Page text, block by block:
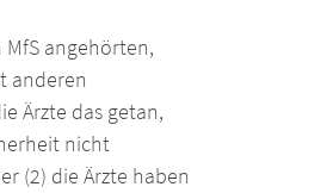
angehörten,
anderen
Ärzte das getan,
nicht
(2) die Ärzte haben